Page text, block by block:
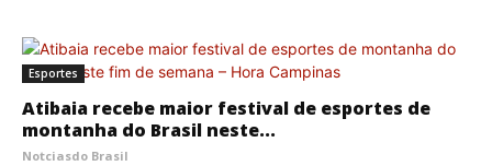
Esportes
Atibaia recebe maior festival de esportes de
montanha do Brasil neste...
Notciasdo Brasil